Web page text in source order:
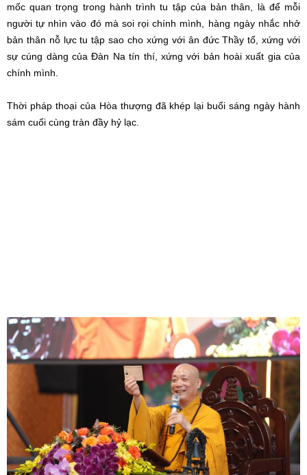
mốc quan trọng trong hành trình tu tập của bản thân, là để mỗi
người tự nhìn vào đó mà soi rọi chính mình, hàng ngày nhắc nhở
bản thân nỗ lực tu tập sao cho xứng với ân đức Thầy tổ, xứng với
sự cúng dàng của Đàn Na tín thí, xứng với bản hoài xuất gia của
chính mình.
Thời pháp thoại của Hòa thượng đã khép lại buổi sáng ngày hành
sám cuối cùng tràn đầy hỷ lạc.